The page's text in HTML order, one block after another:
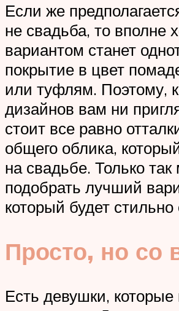
Если же
не свадьба, то вполне
вариантом станет
покрытие в цвет
или туфлям. Поэтому,
дизайнов вам ни
стоит все равно
общего облика,
на свадьбе. Только
подобрать лучший
который будет стильно
Просто, но со
Есть девушки,